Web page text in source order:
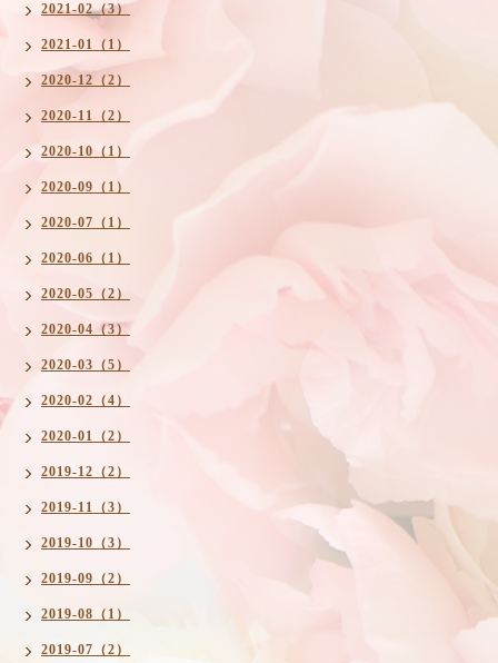
2021-02（3）
2021-01（1）
2020-12（2）
2020-11（2）
2020-10（1）
2020-09（1）
2020-07（1）
2020-06（1）
2020-05（2）
2020-04（3）
2020-03（5）
2020-02（4）
2020-01（2）
2019-12（2）
2019-11（3）
2019-10（3）
2019-09（2）
2019-08（1）
2019-07（2）